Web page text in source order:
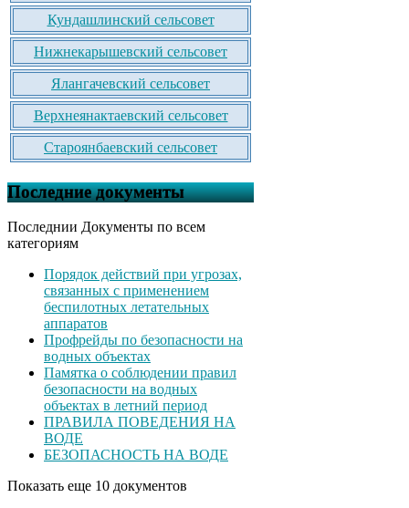
Кундашлинский сельсовет
Нижнекарышевский сельсовет
Ялангачевский сельсовет
Верхнеянактаевский сельсовет
Староянбаевский сельсовет
Последние документы
Последнии Документы по всем
категориям
Порядок действий при угрозах,
связанных с применением
беспилотных летательных
аппаратов
Профрейды по безопасности на
водных объектах
Памятка о соблюдении правил
безопасности на водных
объектах в летний период
ПРАВИЛА ПОВЕДЕНИЯ НА
ВОДЕ
БЕЗОПАСНОСТЬ НА ВОДЕ
Показать еще 10 документов